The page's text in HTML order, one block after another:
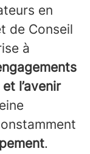
en
de Conseil
à
l’avenir
.